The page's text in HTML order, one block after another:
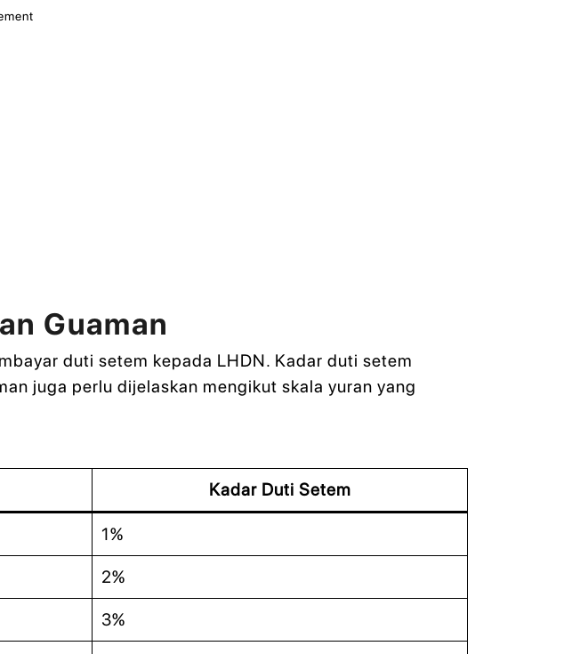
Guaman
duti setem kepada LHDN. Kadar duti setem
juga perlu dijelaskan mengikut skala yuran yang
Kadar Duti Setem
1%
2%
3%